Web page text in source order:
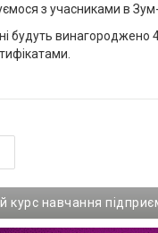
з учасниками в Зум-
будуть винагороджено 4
курс навчання